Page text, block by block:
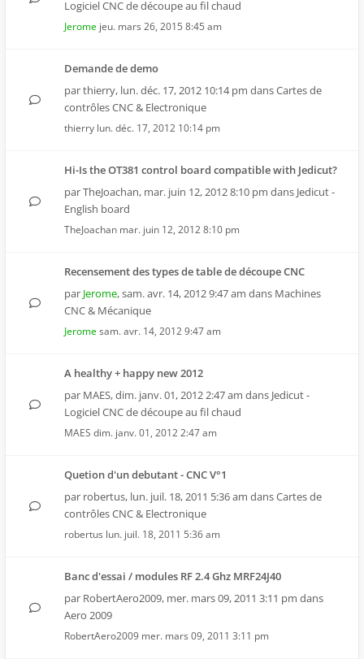
Logiciel CNC de découpe au fil chaud
Jerome jeu. mars 26, 2015 8:45 am
Demande de demo
parthierry, lun. déc. 17, 2012 10:14 pm dansCartes de
contrôles CNC & Electronique
thierry lun. déc. 17, 2012 10:14 pm
Hi-Is the OT381 control board compatible with Jedicut?
parTheJoachan, mar. juin 12, 2012 8:10 pm dans Jedicut -
English board
TheJoachan mar. juin 12, 2012 8:10 pm
Recensement des types de table de découpe CNC
par Jerome,sam. avr. 14, 2012 9:47 am dans Machines
CNC & Mécanique
Jeromesam. avr. 14, 2012 9:47 am
A healthy + happy new 2012
par MAES,dim. janv. 01, 2012 2:47 am dans Jedicut -
Logiciel CNC de découpe au fil chaud
MAES dim. janv. 01, 2012 2:47 am
Quetion d'un debutant - CNC V°1
par robertus, lun. juil. 18, 2011 5:36 am dansCartes de
contrôles CNC & Electronique
robertus lun. juil. 18, 2011 5:36 am
Banc d'essai / modules RF 2.4 Ghz MRF24J40
par RobertAero2009, mer. mars 09, 2011 3:11 pm dans
Aero 2009
RobertAero2009 mer. mars 09, 2011 3:11 pm